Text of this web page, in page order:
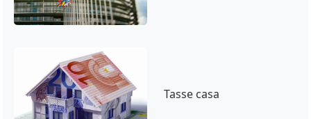
Tasse casa